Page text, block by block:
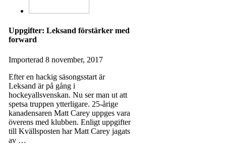
Uppgifter: Leksand förstärker med
forward
Importerad8 november, 2017
Efter en hackig säsongsstart är
Leksand är på gång i
hockeyallsvenskan. Nu ser man ut att
spetsa truppen ytterligare. 25-årige
kanadensaren Matt Carey uppges vara
överens med klubben. Enligt uppgifter
till Kvällsposten har Matt Carey jagats
av …